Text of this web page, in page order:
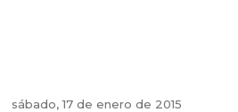
sábado, 17 de enero de 2015